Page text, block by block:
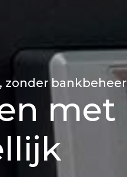
zonder bankbeheer
met